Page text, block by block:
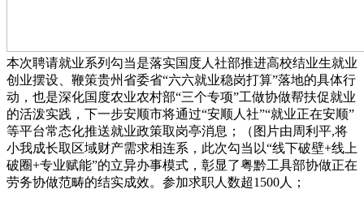
本次聘请就业系列勾当是落实国度人社部推进高校结业生就业
创业摆设、鞭策贵州省委省“六六就业稳岗打算”落地的具体行
动，也是深化国度农业农村部“三个专项”工做协做帮扶促就业
的活泼实践，下一步安顺市将通过“安顺人社”“就业正在安顺”
等平台常态化推送就业政策取岗亭消息；（图片由周利平,将
小我成长取区域财产需求相连系，此次勾当以“线下破壁+线上
破圈+专业赋能”的立异办事模式，彰显了粤黔工具部协做正在
劳务协做范畴的结实成效。参加求职人数超1500人；